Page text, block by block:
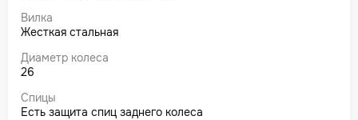
Вилка
Жесткая стальная
Диаметр колеса
26
Спицы
Есть защита спиц заднего колеса